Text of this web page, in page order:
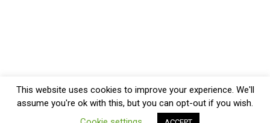
This website uses cookies to improve your experience. We'll
assume you're ok with this, but you can opt-out if you wish.